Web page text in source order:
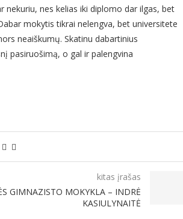
nes kelias iki diplomo dar ilgas, bet
mokytis tikrai nelengva, bet universitete
neaiškumų. Skatinu dabartinius
pasiruošimą, o gal ir palengvina
kitas įrašas
GIMNAZISTO MOKYKLA – INDRĖ
KASIULYNAITĖ